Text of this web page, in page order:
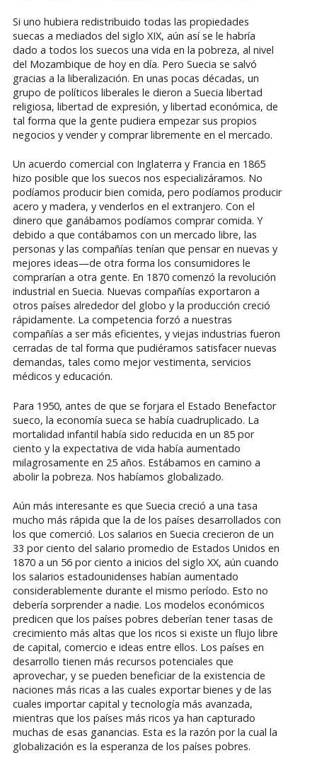
Si uno hubiera redistribuido todas las propiedades
suecas a mediados del siglo XIX, aún así se le habría
dado a todos los suecos una vida en la pobreza, al nivel
del Mozambique de hoy en día. Pero Suecia se salvó
gracias a la liberalización. En unas pocas décadas, un
grupo de políticos liberales le dieron a Suecia libertad
religiosa, libertad de expresión, y libertad económica, de
tal forma que la gente pudiera empezar sus propios
negocios y vender y comprar libremente en el mercado.
Un acuerdo comercial con Inglaterra y Francia en 1865
hizo posible que los suecos nos especializáramos. No
podíamos producir bien comida, pero podíamos producir
acero y madera, y venderlos en el extranjero. Con el
dinero que ganábamos podíamos comprar comida. Y
debido a que contábamos con un mercado libre, las
personas y las compañías tenían que pensar en nuevas y
mejores ideas—de otra forma los consumidores le
comprarían a otra gente. En 1870 comenzó la revolución
industrial en Suecia. Nuevas compañías exportaron a
otros países alrededor del globo y la producción creció
rápidamente. La competencia forzó a nuestras
compañías a ser más eficientes, y viejas industrias fueron
cerradas de tal forma que pudiéramos satisfacer nuevas
demandas, tales como mejor vestimenta, servicios
médicos y educación.
Para 1950, antes de que se forjara el Estado Benefactor
sueco, la economía sueca se había cuadruplicado. La
mortalidad infantil había sido reducida en un 85 por
ciento y la expectativa de vida había aumentado
milagrosamente en 25 años. Estábamos en camino a
abolir la pobreza. Nos habíamos globalizado.
Aún más interesante es que Suecia creció a una tasa
mucho más rápida que la de los países desarrollados con
los que comerció. Los salarios en Suecia crecieron de un
33 por ciento del salario promedio de Estados Unidos en
1870 a un 56 por ciento a inicios del siglo XX, aún cuando
los salarios estadounidenses habían aumentado
considerablemente durante el mismo período. Esto no
debería sorprender a nadie. Los modelos económicos
predicen que los países pobres deberían tener tasas de
crecimiento más altas que los ricos si existe un flujo libre
de capital, comercio e ideas entre ellos. Los países en
desarrollo tienen más recursos potenciales que
aprovechar, y se pueden beneficiar de la existencia de
naciones más ricas a las cuales exportar bienes y de las
cuales importar capital y tecnología más avanzada,
mientras que los países más ricos ya han capturado
muchas de esas ganancias. Esta es la razón por la cual la
globalización es la esperanza de los países pobres.